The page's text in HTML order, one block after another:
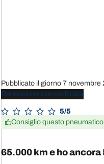
Pubblicato il giorno 7 novembre
Recensione non verificata
5/5
Consiglio questo pneumatico
65.000 km e ho ancora